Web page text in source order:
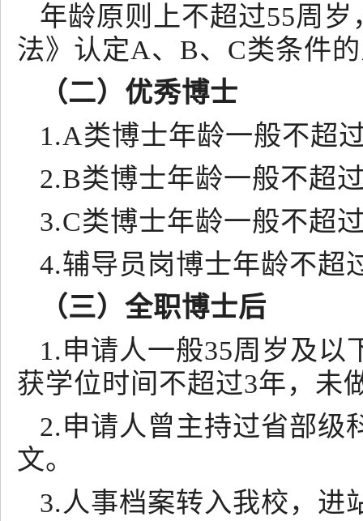
年龄原则上不超过55周
法》认定A、B、C类条件
（二）优秀博士
1.A类博士年龄一般不超
2.B类博士年龄一般不超
3.C类博士年龄一般不超
4.辅导员岗博士年龄不超
（三）全职博士后
1.申请人一般35周岁及
获学位时间不超过3年，未
2.申请人曾主持过省部级
文。
3.人事档案转入我校，进